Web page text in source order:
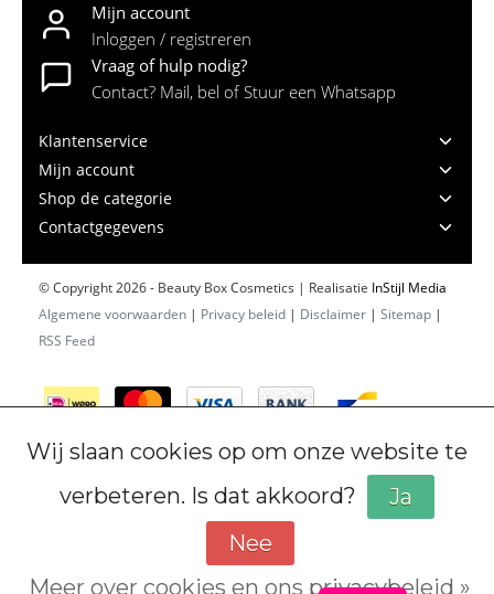
Mijn account
Inloggen / registreren
Vraag of hulp nodig?
Contact? Mail, bel of Stuur een Whatsapp
Klantenservice
Mijn account
Shop de categorie
Contactgegevens
© Copyright 2026 - Beauty Box Cosmetics | Realisatie InStijl Media
Algemene voorwaarden | Privacy beleid | Disclaimer | Sitemap |
RSS Feed
Wij slaan cookies op om onze website te
verbeteren. Is dat akkoord?
Ja
Nee
Meer over cookies en ons privacybeleid »